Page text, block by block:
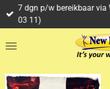
Ga
direct
de
7 dgn p/w bereikbaar via
03 11)